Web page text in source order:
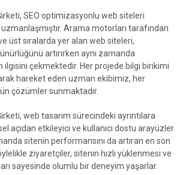
SEO optimizasyonlu web siteleri
Arama motorları tarafından
üst sıralarda yer alan web siteleri,
artırırken aynı zamanda
çekmektedir. Her projede bilgi birikimi
hareket eden uzman ekibimiz, her
çözümler sunmaktadır.
web tasarım sürecindeki ayrıntılara
açıdan etkileyici ve kullanıcı dostu arayüzler
sitenin performansını da artıran en son
ziyaretçiler, sitenin hızlı yüklenmesi ve
sayesinde olumlu bir deneyim yaşarlar.